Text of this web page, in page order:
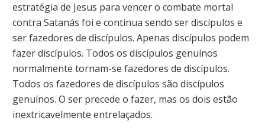
estratégia de Jesus para vencer o combate mortal
contra Satanás foi e continua sendo ser discípulos e
ser fazedores de discípulos. Apenas discípulos podem
fazer discípulos. Todos os discípulos genuínos
normalmente tornam-se fazedores de discípulos.
Todos os fazedores de discípulos são discípulos
genuínos. O ser precede o fazer, mas os dois estão
inextricavelmente entrelaçados.